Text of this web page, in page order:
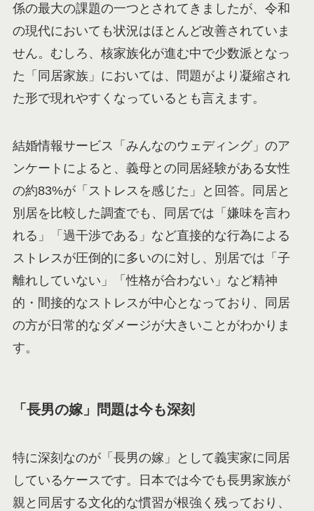
係の最大の課題の一つとされてきましたが、令和
の現代においても状況はほとんど改善されていま
せん。むしろ、核家族化が進む中で少数派となっ
た「同居家族」においては、問題がより凝縮され
た形で現れやすくなっているとも言えます。
結婚情報サービス「みんなのウェディング」のア
ンケートによると、義母との同居経験がある女性
の約83%が「ストレスを感じた」と回答。同居と
別居を比較した調査でも、同居では「嫌味を言わ
れる」「過干渉である」など直接的な行為による
ストレスが圧倒的に多いのに対し、別居では「子
離れしていない」「性格が合わない」など精神
的・間接的なストレスが中心となっており、同居
の方が日常的なダメージが大きいことがわかりま
す。
「長男の嫁」問題は今も深刻
特に深刻なのが「長男の嫁」として義実家に同居
しているケースです。日本では今でも長男家族が
親と同居する文化的な慣習が根強く残っており、